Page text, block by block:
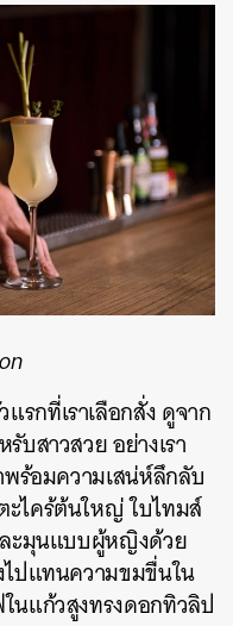
รกที่เราเลือกสั่ง ดูจาก
บสาวสวย อย่างเรา
ร้อมความเสน่ห์ลึกลับ
ะไคร้ต้นใหญ่ ใบไทมส์
ละมุนแบบผู้หญิงด้วย
ไปแทนความขมขื่นใน
นแก้วสูงทรงดอกทิวลิป